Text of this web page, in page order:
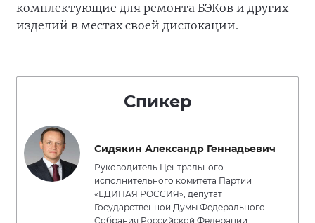
комплектующие для ремонта БЭКов и других
изделий в местах своей дислокации.
Спикер
Сидякин Александр Геннадьевич
Руководитель Центрального
исполнительного комитета Партии
«ЕДИНАЯ РОССИЯ», депутат
Государственной Думы Федерального
Собрания Российской Федерации,